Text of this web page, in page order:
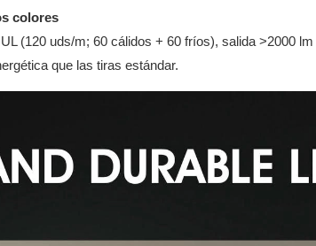
colores
(120 uds/m; 60 cálidos + 60 fríos), salida >2000
que las tiras estándar.